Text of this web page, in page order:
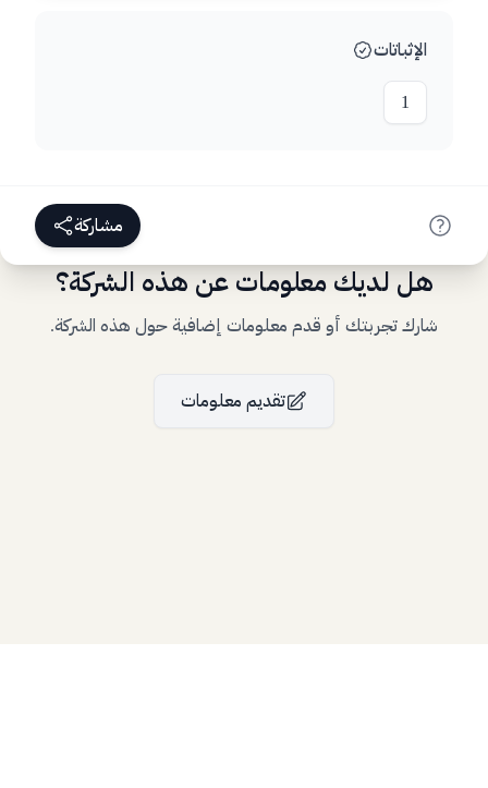
الإثباتات
1
مشاركة
هل لديك معلومات عن هذه الشركة؟
شارك تجربتك أو قدم معلومات إضافية حول هذه الشركة.
تقديم معلومات